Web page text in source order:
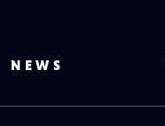
NEWS